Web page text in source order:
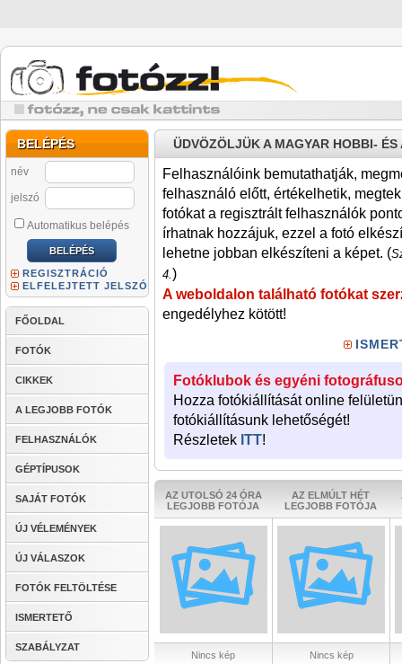
BELÉPÉS
név
jelszó
Automatikus belépés
REGISZTRÁCIÓ
ELFELEJTETT JELSZÓ
FŐOLDAL
FOTÓK
CIKKEK
A LEGJOBB FOTÓK
FELHASZNÁLÓK
GÉPTÍPUSOK
SAJÁT FOTÓK
ÚJ VÉLEMÉNYEK
ÚJ VÁLASZOK
FOTÓK FELTÖLTÉSE
ISMERTETŐ
SZABÁLYZAT
ÜDVÖZÖLJÜK A MAGYAR HOBBI-
Felhasználóink bemutathatják,
felhasználó előtt, értékelhetik,
fotókat a regisztrált felhasználók
írhatnak hozzájuk, ezzel a fotó
lehetne jobban elkészíteni a képet. (
4.)
A weboldalon található fotókat
engedélyhez kötött!
Fotóklubok és egyéni
Hozza fotókiállítását online
fotókiállításunk lehetőségét!
Részletek ITT!
AZ UTOLSÓ 24 ÓRA
LEGJOBB FOTÓJA
AZ ELMÚLT HÉT
LEGJOBB FOTÓJA
Nincs kép Nincs kép